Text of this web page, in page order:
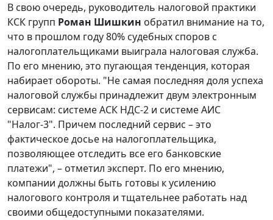
В свою очередь, руководитель налоговой практики
КСК групп Роман Шишкин обратил внимание на то,
что в прошлом году 80% судебных споров с
налогоплательщиками выиграла налоговая служба.
По его мнению, это пугающая тенденция, которая
набирает обороты. "Не самая последняя доля успеха
налоговой службы принадлежит двум электронным
сервисам: системе АСК НДС-2 и системе АИС
"Налог-3". Причем последний сервис – это
фактическое досье на налогоплательщика,
позволяющее отследить все его банковские
платежи", – отметил эксперт. По его мнению,
компании должны быть готовы к усилению
налогового контроля и тщательнее работать над
своими общедоступными показателями.